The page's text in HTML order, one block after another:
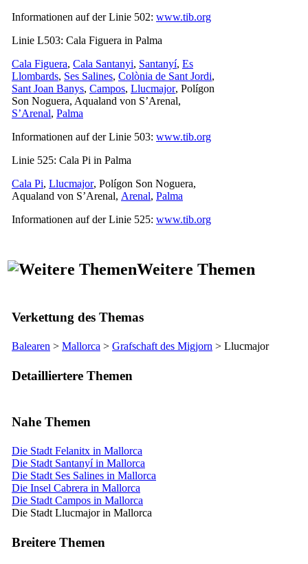
Informationen auf der Linie 502: www.tib.org
Linie L503: Cala Figuera in Palma
Cala Figuera, Cala Santanyi, Santanyí, Es
Llombards, Ses Salines, Colònia de Sant Jordi,
Sant Joan Banys, Campos, Llucmajor, Polígon
Son Noguera, Aqualand von S’Arenal,
S’Arenal, Palma
Informationen auf der Linie 503: www.tib.org
Linie 525: Cala Pi in Palma
Cala Pi, Llucmajor, Polígon Son Noguera,
Aqualand von S’Arenal, Arenal, Palma
Informationen auf der Linie 525: www.tib.org
Weitere Themen
Verkettung des Themas
Balearen > Mallorca > Grafschaft des Migjorn > Llucmajor
Detailliertere Themen
Nahe Themen
Die Stadt Felanitx in Mallorca
Die Stadt Santanyí in Mallorca
Die Stadt Ses Salines in Mallorca
Die Insel Cabrera in Mallorca
Die Stadt Campos in Mallorca
Die Stadt Llucmajor in Mallorca
Breitere Themen